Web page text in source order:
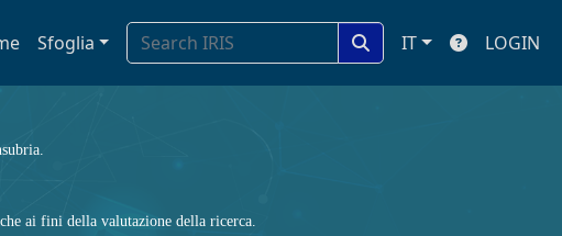
Sfoglia IT LOGIN
ai fini della valutazione della ricerca.